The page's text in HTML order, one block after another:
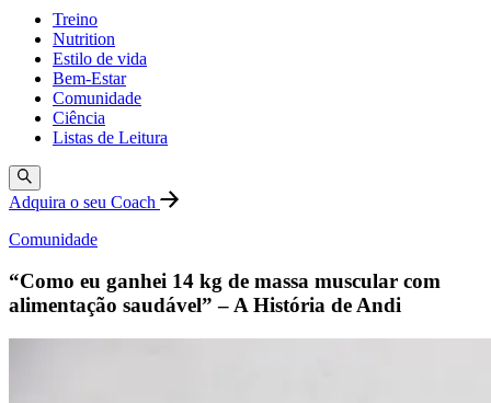
Treino
Nutrition
Estilo de vida
Bem-Estar
Comunidade
Ciência
Listas de Leitura
Adquira o seu Coach
Comunidade
“Como eu ganhei 14 kg de massa muscular com
alimentação saudável” – A História de Andi